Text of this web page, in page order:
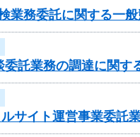
業務委託に関する一般
託業務の調達に関す
サイト運営事業委託